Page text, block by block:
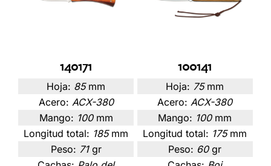
140171
Hoja: 85 mm
Acero: ACX-380
Mango: 100 mm
Longitud total: 185 mm
Peso: 71 gr
100141
Hoja: 75 mm
Acero: ACX-380
Mango: 100 mm
Longitud total: 175 mm
Peso: 60 gr